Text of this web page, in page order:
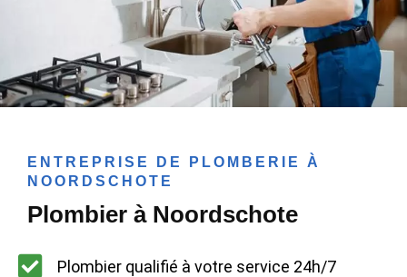
ENTREPRISE DE PLOMBERIE À
NOORDSCHOTE
Plombier à Noordschote
Plombier qualifié à votre service 24h/7